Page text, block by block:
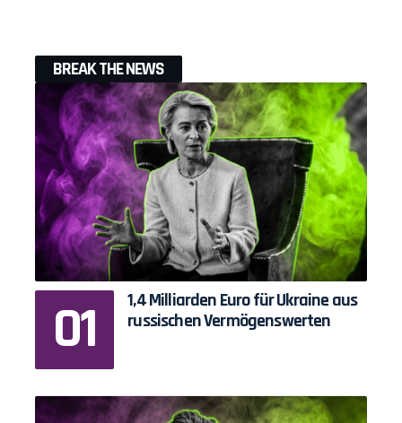
BREAK THE NEWS
1,4 Milliarden Euro für Ukraine aus
russischen Vermögenswerten